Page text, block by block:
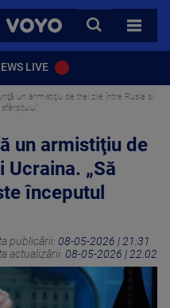
VOYO
CAUTA
TOATE
LIVE
un armistiţiu de trei zile între Rusia şi
un armistiţiu de
„Să
începutul
publicării: 08-05-2026 | 21:31
actualizării: 08-05-2026 | 22:02